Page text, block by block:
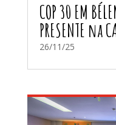
COP 30 EM
PRESENTE na
26/11/25